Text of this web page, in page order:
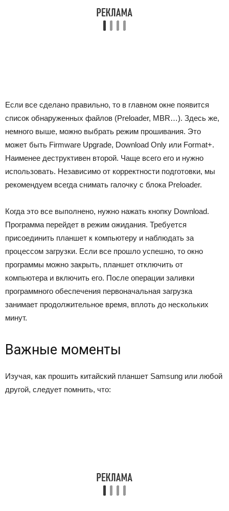
Если все сделано правильно, то в главном окне появится
список обнаруженных файлов (Preloader, MBR…). Здесь же,
немного выше, можно выбрать режим прошивания. Это
может быть Firmware Upgrade, Download Only или Format+.
Наименее деструктивен второй. Чаще всего его и нужно
использовать. Независимо от корректности подготовки, мы
рекомендуем всегда снимать галочку с блока Preloader.
Когда это все выполнено, нужно нажать кнопку Download.
Программа перейдет в режим ожидания. Требуется
присоединить планшет к компьютеру и наблюдать за
процессом загрузки. Если все прошло успешно, то окно
программы можно закрыть, планшет отключить от
компьютера и включить его. После операции заливки
программного обеспечения первоначальная загрузка
занимает продолжительное время, вплоть до нескольких
минут.
Важные моменты
Изучая, как прошить китайский планшет Samsung или любой
другой, следует помнить, что: